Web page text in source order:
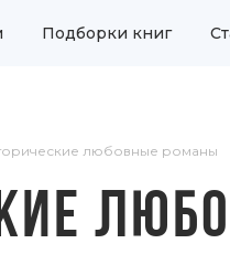
Подборки книг
любовные романы